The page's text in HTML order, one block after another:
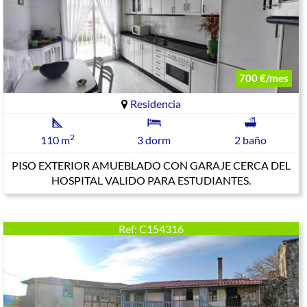
700 €/mes
Residencia
110 m2 3 dorm
2 baño
PISO EXTERIOR AMUEBLADO CON GARAJE CERCA DEL
HOSPITAL VALIDO PARA ESTUDIANTES.
Ref: C154316